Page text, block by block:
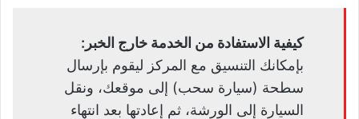
كيفية الاستفادة من الخدمة خارج الخبر:
بإمكانك التنسيق مع المركز ليقوم بإرسال
سطحة (سيارة سحب) إلى موقعك، ونقل
السيارة إلى الورشة، ثم إعادتها بعد انتهاء